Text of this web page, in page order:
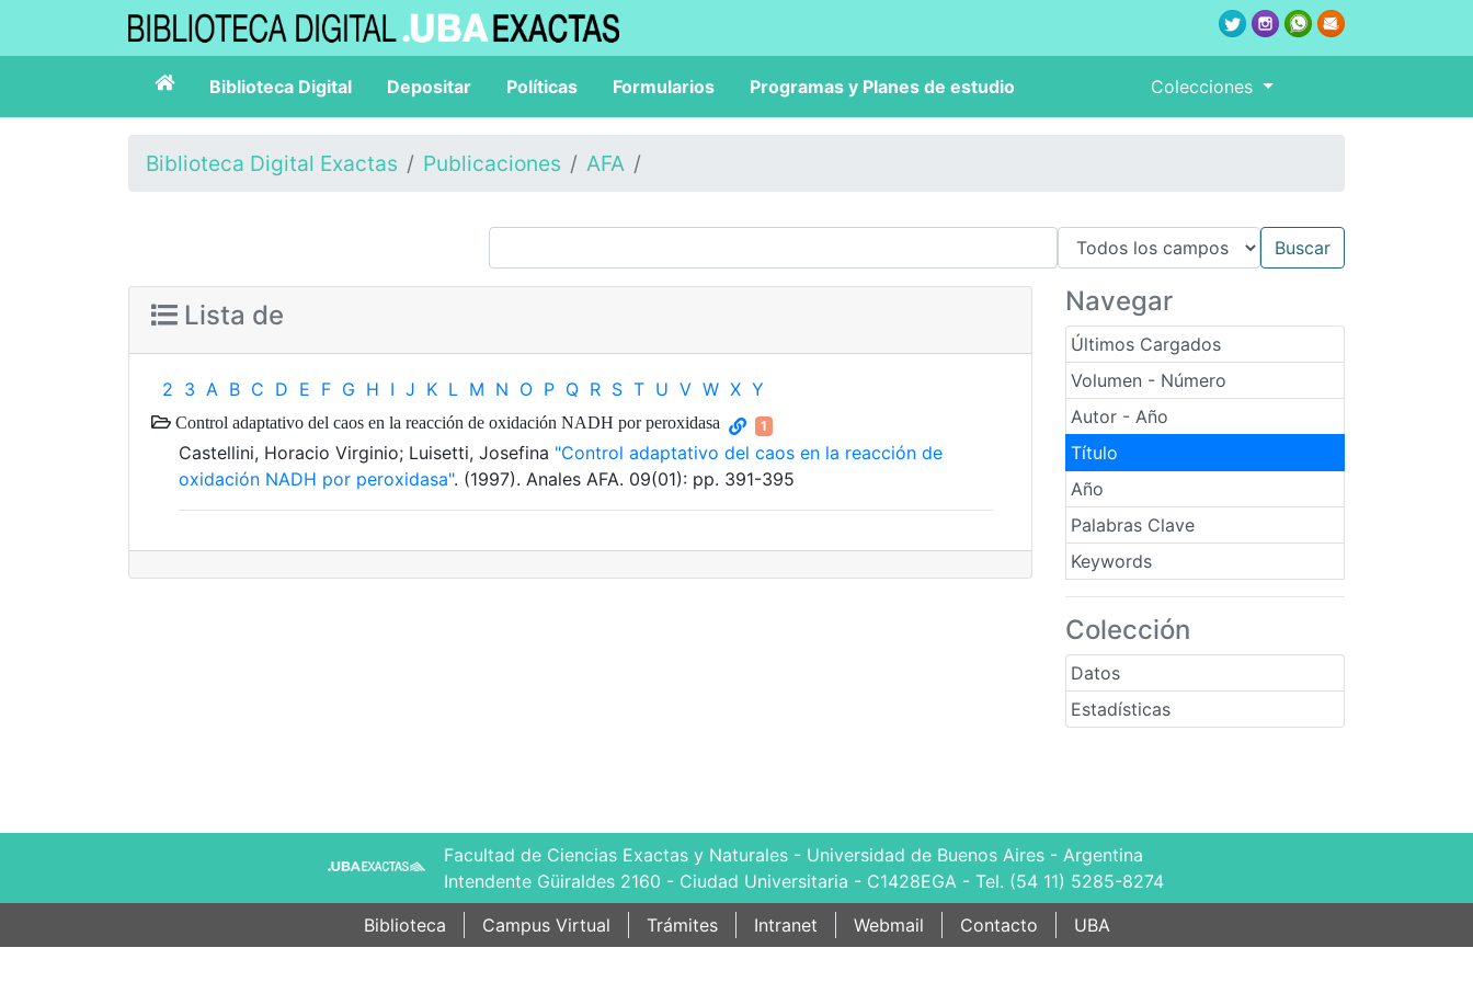
Biblioteca Digital Depositar Políticas Formularios Programas y Planes de estudio Colecciones
Biblioteca Digital Exactas Publicaciones AFA
Navegar
Últimos Cargados
Volumen - Número
Autor - Año
Título
Año
Palabras Clave
Keywords
Colección
Datos
Estadísticas
Lista de
2 3 A B C D E F G H I J K L M N O P Q R S T U V W X Y
Control adaptativo del caos en la reacción de oxidación NADH por peroxidasa 1
Castellini, Horacio Virginio; Luisetti, Josefina "Control adaptativo del caos en la reacción de
oxidación NADH por peroxidasa". (1997). Anales AFA. 09(01): pp. 391-395
Facultad de Ciencias Exactas y Naturales - Universidad de Buenos Aires - Argentina
Intendente Güiraldes 2160 - Ciudad Universitaria - C1428EGA - Tel. (54 11) 5285-8274
Biblioteca
Campus Virtual Trámites Intranet Webmail Contacto UBA